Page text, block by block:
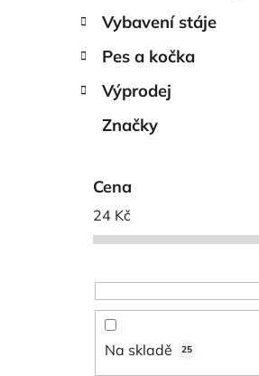
a
n
e
Vybavení stáje
Pes a kočka
Výprodej
Značky
Cena
24 Kč
Na skladě 25